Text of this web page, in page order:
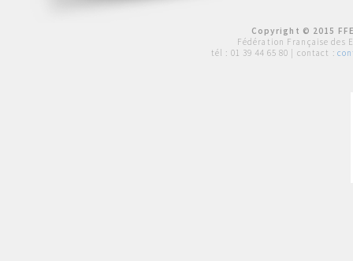
Copyright © 2015
Fédération Française des
tél : 01 39 44 65 80 | contact :